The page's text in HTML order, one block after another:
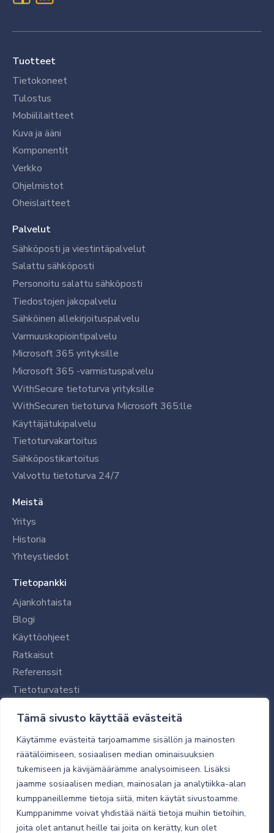
Tämä sivusto käyttää evästeitä
Käytämme evästeitä tarjoamamme sisällön ja mainosten
räätälöimiseen, sosiaalisen median ominaisuuksien
tukemiseen ja kävijämäärämme analysoimiseen. Lisäksi
jaamme sosiaalisen median, mainosalan ja analytiikka-alan
kumppaneillemme tietoja siitä, miten käytät sivustoamme.
Kumppanimme voivat yhdistää näitä tietoja muihin tietoihin,
joita olet antanut heille tai joita on kerätty, kun olet
Tuotteet
Tietokoneet
Tulostus
Mobiililaitteet
Kuva ja ääni
Komponentit
Verkko
Ohjelmistot
Oheislaitteet
Palvelut
Sähköposti ja viestintäpalvelut
Salattu sähköposti
Personoitu salattu sähköposti
Tiedostojen jakopalvelu
Sähköinen allekirjoituspalvelu
Varmuuskopiointipalvelu
Microsoft 365 yrityksille
Microsoft 365 -varmistuspalvelu
WithSecure tietoturva yrityksille
WithSecuren tietoturva Microsoft 365:lle
Käyttäjätukipalvelu
Tietoturvakartoitus
Sähköpostikartoitus
Valvottu tietoturva 24/7
Meistä
Yritys
Historia
Yhteystiedot
Tietopankki
Ajankohtaista
Blogi
Käyttöohjeet
Ratkaisut
Referenssit
Tietoturvatesti
Tilaajalle
Toimitustavat ja -kulut
Verkkokaupan yleiset ehdot
Toimitusehdot
Tietosuojaseloste
Tietoturva